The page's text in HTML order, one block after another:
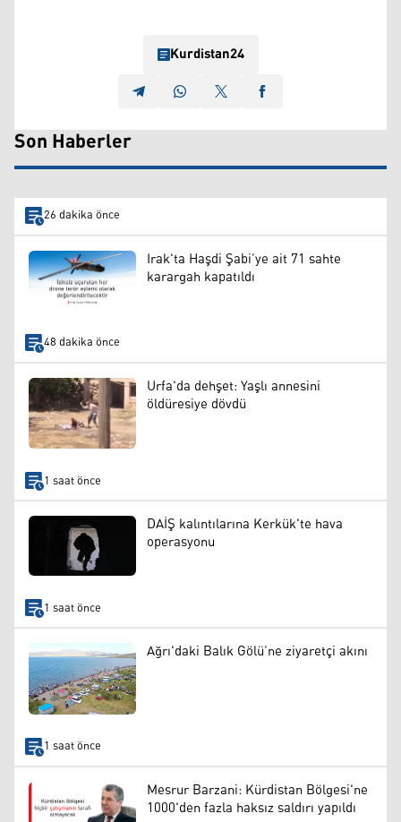
Kurdistan24
Son Haberler
26 dakika önce
Irak'ta Haşdi Şabi’ye ait 71 sahte
karargah kapatıldı
48 dakika önce
Urfa'da dehşet: Yaşlı annesini
öldüresiye dövdü
1 saat önce
DAİŞ kalıntılarına Kerkük'te hava
operasyonu
1 saat önce
Ağrı'daki Balık Gölü’ne ziyaretçi akını
1 saat önce
Mesrur Barzani: Kürdistan Bölgesi'ne
1000'den fazla haksız saldırı yapıldı